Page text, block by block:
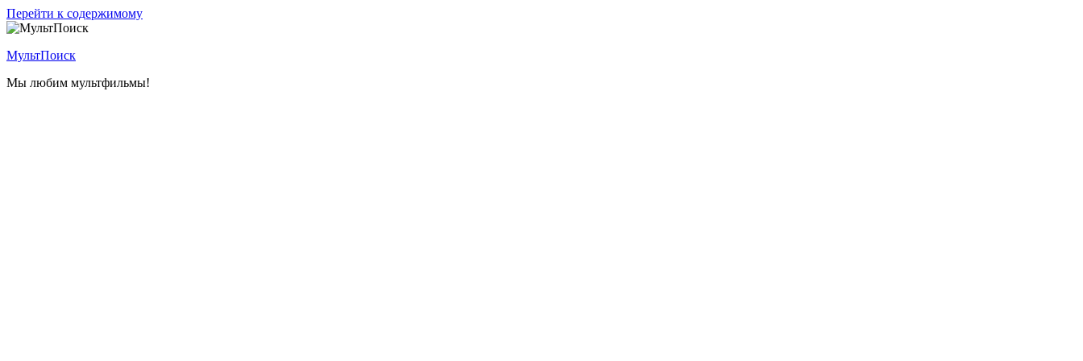
Перейти к содержимому
МультПоиск
Мы любим мультфильмы!